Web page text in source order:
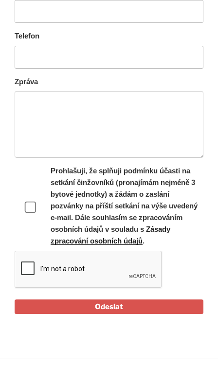
Telefon
Zpráva
Prohlašuji, že splňuji podmínku účasti na
setkání činžovníků (pronajímám nejméně 3
bytové jednotky) a žádám o zaslání
pozvánky na příští setkání na výše uvedený
e-mail. Dále souhlasím se zpracováním
osobních údajů v souladu sZásady
zpracování osobních údajů.
Odeslat